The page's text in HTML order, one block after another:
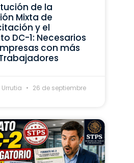
de la
Mixta de
y el
DC-1: Necesarios
con más
26 de septiembre